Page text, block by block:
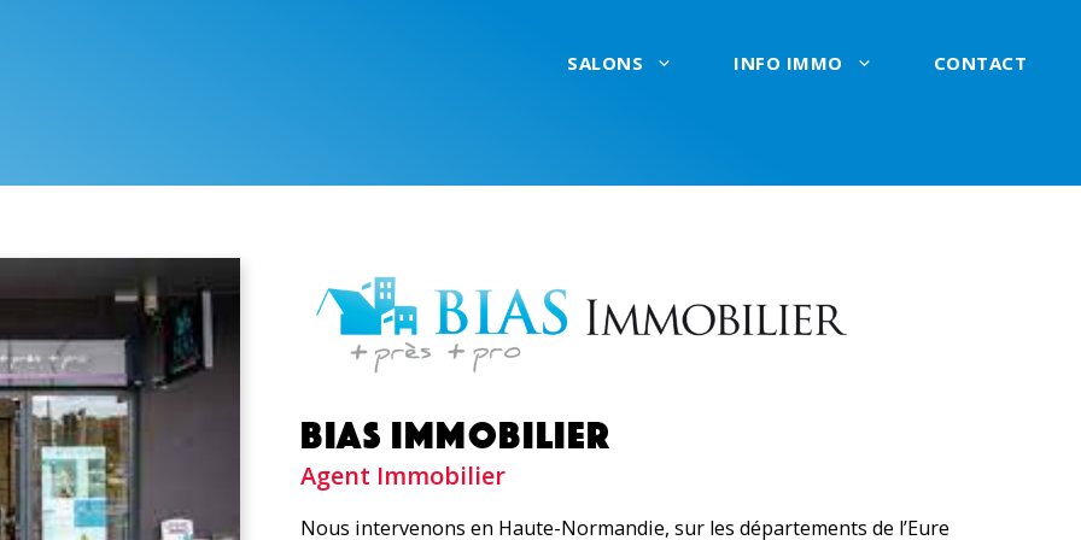
SALONS INFO IMMO CONTACT
BIAS IMMOBILIER
Agent Immobilier
Nous intervenons en Haute-Normandie, sur les départements de l’Eure